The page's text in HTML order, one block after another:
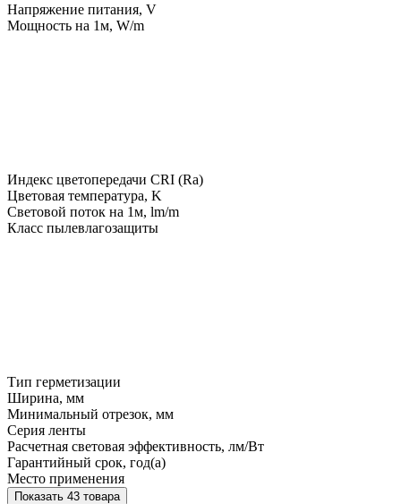
Напряжение питания, V
Мощность на 1м, W/m
Индекс цветопередачи CRI (Ra)
Цветовая температура, K
Световой поток на 1м, lm/m
Класс пылевлагозащиты
Тип герметизации
Ширина, мм
Минимальный отрезок, мм
Серия ленты
Расчетная световая эффективность, лм/Вт
Гарантийный срок, год(а)
Место применения
Показать 43 товара